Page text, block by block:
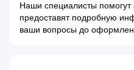
Наши специалисты
предоставят подробную
ваши вопросы до